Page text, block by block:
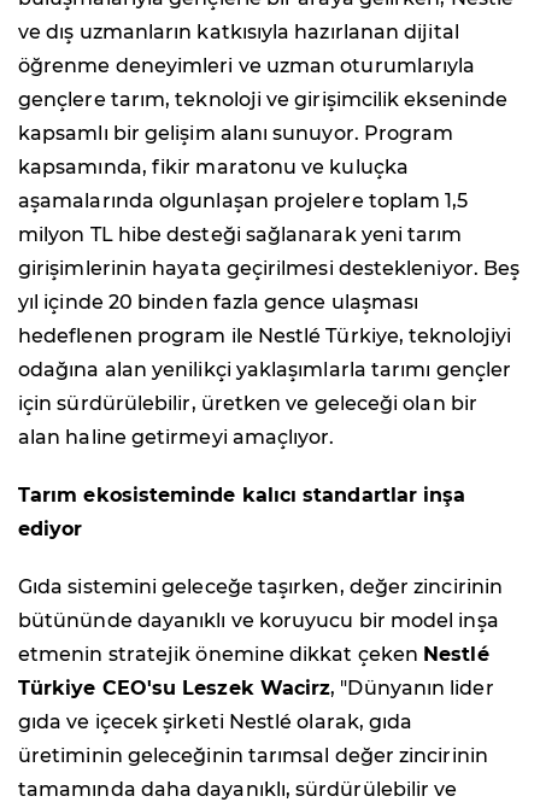
ve dış uzmanların katkısıyla hazırlanan dijital
öğrenme deneyimleri ve uzman oturumlarıyla
gençlere tarım, teknoloji ve girişimcilik ekseninde
kapsamlı bir gelişim alanı sunuyor. Program
kapsamında, fikir maratonu ve kuluçka
aşamalarında olgunlaşan projelere toplam 1,5
milyon TL hibe desteği sağlanarak yeni tarım
girişimlerinin hayata geçirilmesi destekleniyor. Beş
yıl içinde 20 binden fazla gence ulaşması
hedeflenen program ile Nestlé Türkiye, teknolojiyi
odağına alan yenilikçi yaklaşımlarla tarımı gençler
için sürdürülebilir, üretken ve geleceği olan bir
alan haline getirmeyi amaçlıyor.
Tarım ekosisteminde kalıcı standartlar inşa
ediyor
Gıda sistemini geleceğe taşırken, değer zincirinin
bütününde dayanıklı ve koruyucu bir model inşa
etmenin stratejik önemine dikkat çeken Nestlé
Türkiye CEO'su Leszek Wacirz, "Dünyanın lider
gıda ve içecek şirketi Nestlé olarak, gıda
üretiminin geleceğinin tarımsal değer zincirinin
tamamında daha dayanıklı, sürdürülebilir ve